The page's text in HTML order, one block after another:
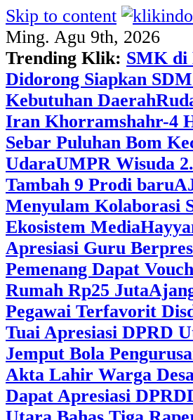
Skip to content
Ming. Agu 9th, 2026
Trending Klik: SMK di
Didorong Siapkan SDM
Kebutuhan Daerah
Iran Khorramshahr-4
Sebar Puluhan Bom
UdaraUMPR Wisuda
Tambah 9 Prodi baru
Menyulam Kolaborasi
Ekosistem Media
Apresiasi Guru
Pemenang Dapat
Rumah Rp25 Juta
Pegawai Terfavorit
Tuai Apresiasi DPRD
Jemput Bola
Akta Lahir Warga
Dapat Apresiasi DPRD